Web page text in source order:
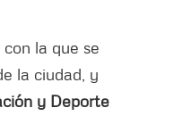
la que se
la ciudad, y
y Deporte